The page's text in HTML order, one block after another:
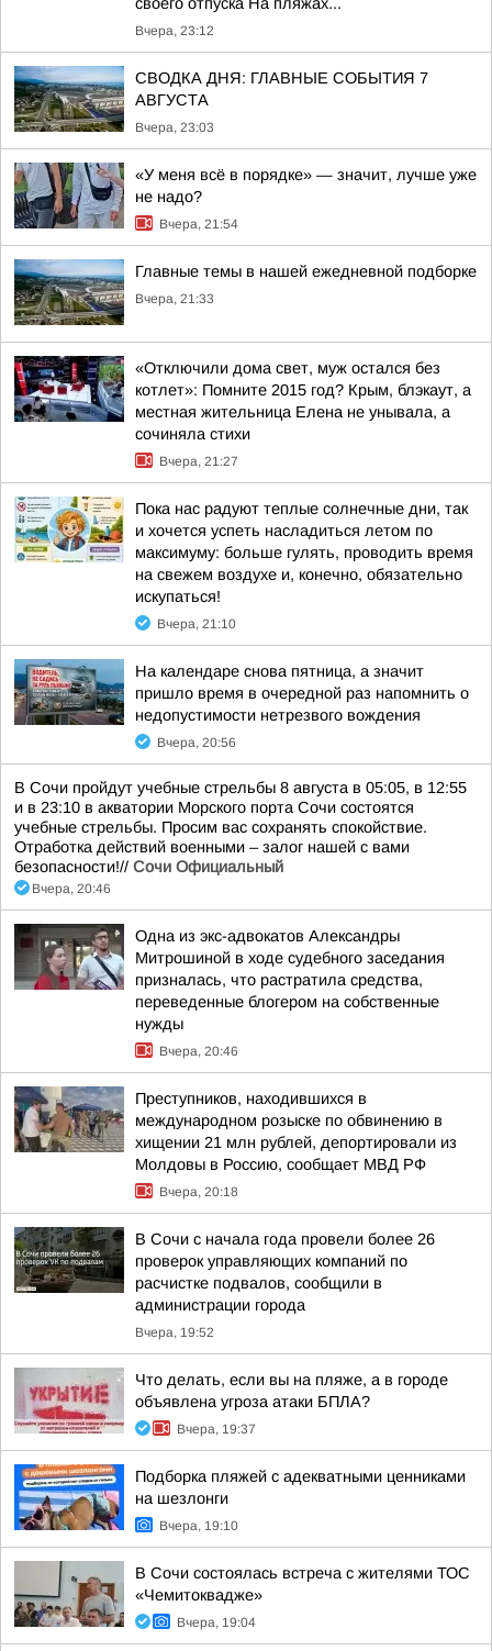
Вчера, 23:12
СВОДКА ДНЯ: ГЛАВНЫЕ СОБЫТИЯ 7
АВГУСТА
Вчера, 23:03
«У меня всё в порядке» — значит, лучше уже
не надо?
Вчера, 21:54
Главные темы в нашей ежедневной подборке
Вчера, 21:33
«Отключили дома свет, муж остался без
котлет»: Помните 2015 год? Крым, блэкаут, а
местная жительница Елена не унывала, а
сочиняла стихи
Вчера, 21:27
Пока нас радуют теплые солнечные дни, так
и хочется успеть насладиться летом по
максимуму: больше гулять, проводить время
на свежем воздухе и, конечно, обязательно
искупаться!
Вчера, 21:10
На календаре снова пятница, а значит
пришло время в очередной раз напомнить о
недопустимости нетрезвого вождения
Вчера, 20:56
В Сочи пройдут учебные стрельбы 8 августа в 05:05, в 12:55
и в 23:10 в акватории Морского порта Сочи состоятся
учебные стрельбы. Просим вас сохранять спокойствие.
Отработка действий военными – залог нашей с вами
безопасности!// Сочи Официальный
Вчера, 20:46
Одна из экс-адвокатов Александры
Митрошиной в ходе судебного заседания
призналась, что растратила средства,
переведенные блогером на собственные
нужды
Вчера, 20:46
Преступников, находившихся в
международном розыске по обвинению в
хищении 21 млн рублей, депортировали из
Молдовы в Россию, сообщает МВД РФ
Вчера, 20:18
В Сочи с начала года провели более 26
проверок управляющих компаний по
расчистке подвалов, сообщили в
администрации города
Вчера, 19:52
Что делать, если вы на пляже, а в городе
объявлена угроза атаки БПЛА?
Вчера, 19:37
Подборка пляжей с адекватными ценниками
на шезлонги
Вчера, 19:10
В Сочи состоялась встреча с жителями ТОС
«Чемитоквадже»
Вчера, 19:04